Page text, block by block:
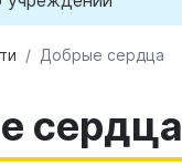
Добрые сердца
сердца